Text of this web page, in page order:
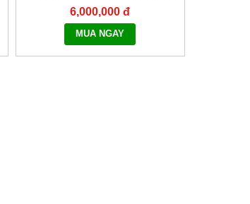
STIRRER, “HT-DX”
6,000,000 đ
MUA NGAY